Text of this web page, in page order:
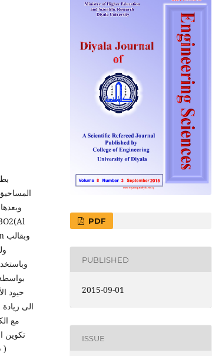
حيود
الى زيادة
مع
تكوين
PDF
PUBLISHED
2015-09-01
ISSUE